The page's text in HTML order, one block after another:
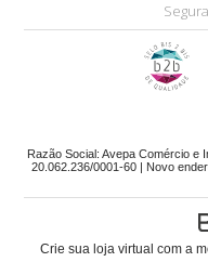
Razão Social: Avepa Comércio e
20.062.236/0001-60 | Novo
Crie sua loja virtual com a